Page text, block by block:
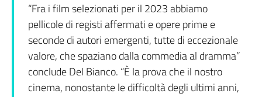
“Fra i film selezionati per il 2023 abbiamo
pellicole di registi affermati e opere prime e
seconde di autori emergenti, tutte di eccezionale
valore, che spaziano dalla commedia al dramma”
conclude Del Bianco. “È la prova che il nostro
cinema, nonostante le difficoltà degli ultimi anni,